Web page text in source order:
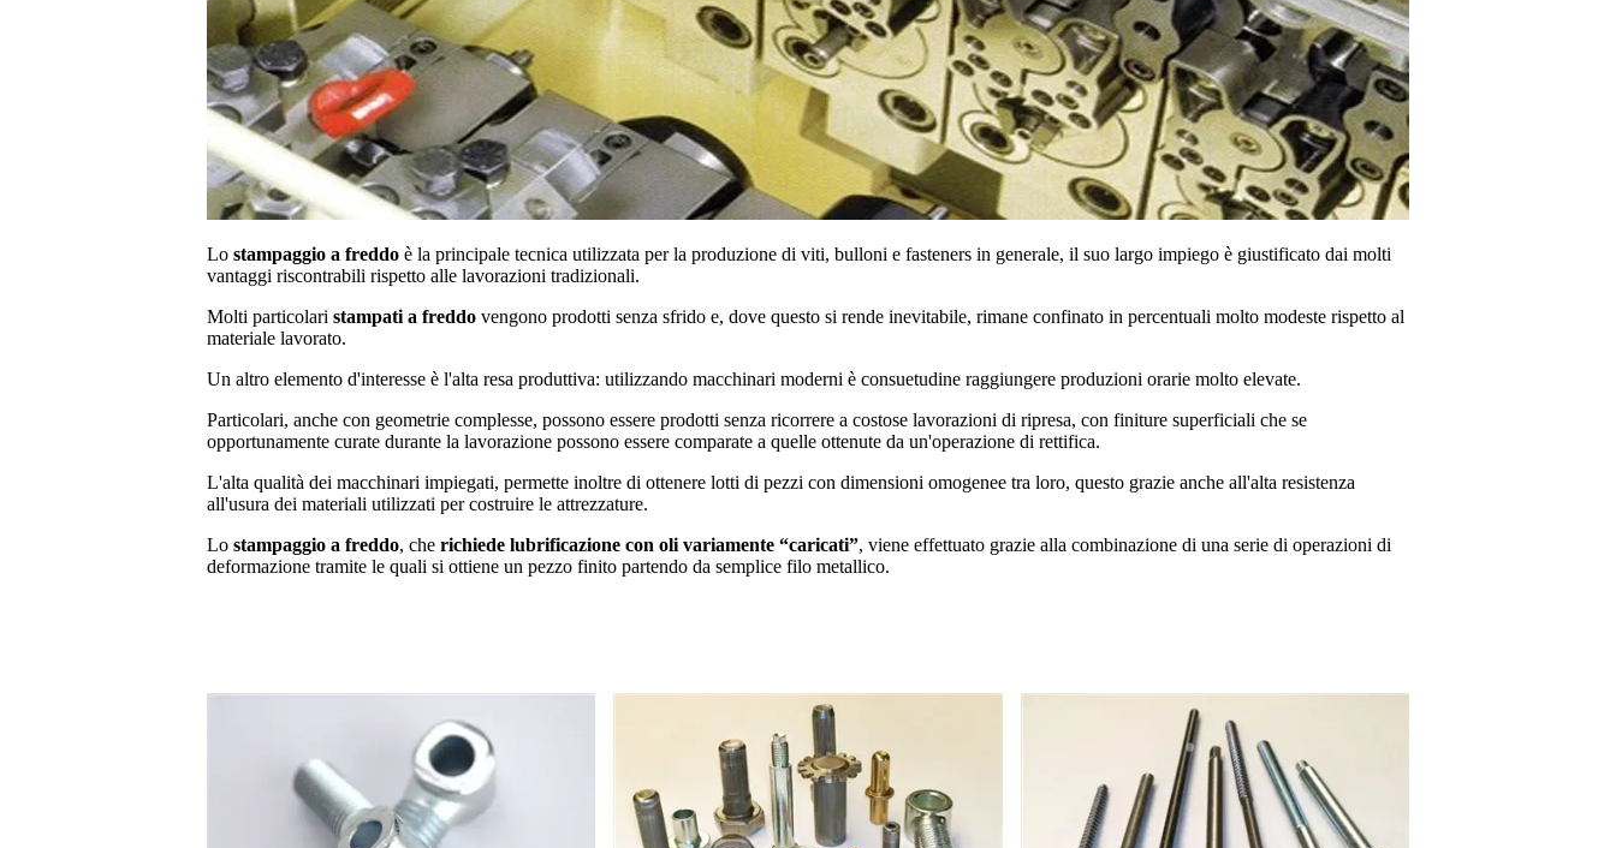
Lo stampaggio a freddo è la principale tecnica utilizzata per la produzione di viti, bulloni e fasteners in generale, il suo largo impiego è giustificato dai molti
vantaggi riscontrabili rispetto alle lavorazioni tradizionali.
Molti particolari stampati a freddo vengono prodotti senza sfrido e, dove questo si rende inevitabile, rimane confinato in percentuali molto modeste rispetto al
materiale lavorato.
Un altro elemento d'interesse è l'alta resa produttiva: utilizzando macchinari moderni è consuetudine raggiungere produzioni orarie molto elevate.
Particolari, anche con geometrie complesse, possono essere prodotti senza ricorrere a costose lavorazioni di ripresa, con finiture superficiali che se
opportunamente curate durante la lavorazione possono essere comparate a quelle ottenute da un'operazione di rettifica.
L'alta qualità dei macchinari impiegati, permette inoltre di ottenere lotti di pezzi con dimensioni omogenee tra loro, questo grazie anche all'alta resistenza
all'usura dei materiali utilizzati per costruire le attrezzature.
Lo stampaggio a freddo, che richiede lubrificazione con oli variamente “caricati”, viene effettuato grazie alla combinazione di una serie di operazioni di
deformazione tramite le quali si ottiene un pezzo finito partendo da semplice filo metallico.